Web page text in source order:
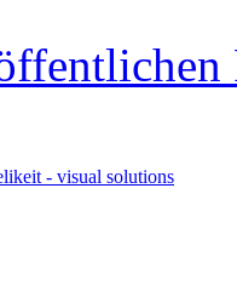
- visual solutions